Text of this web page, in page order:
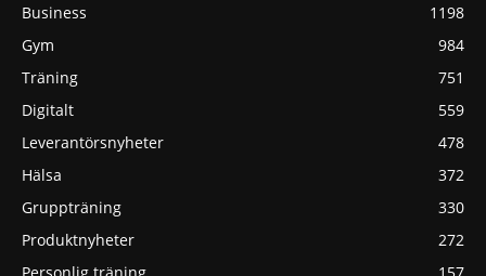
Business
1198
Gym
984
Träning
751
Digitalt
559
Leverantörsnyheter
478
Hälsa
372
Gruppträning
330
Produktnyheter
272
Personlig träning
157